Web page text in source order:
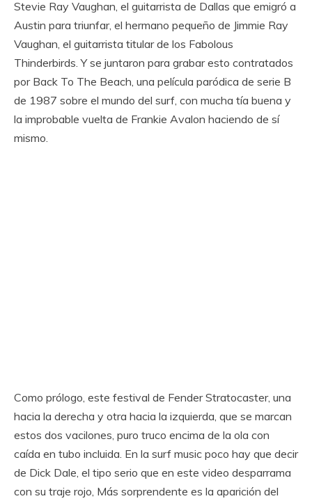
Stevie Ray Vaughan, el guitarrista de Dallas que emigró a
Austin para triunfar, el hermano pequeño de Jimmie Ray
Vaughan, el guitarrista titular de los Fabolous
Thinderbirds. Y se juntaron para grabar esto contratados
por Back To The Beach, una película paródica de serie B
de 1987 sobre el mundo del surf, con mucha tía buena y
la improbable vuelta de Frankie Avalon haciendo de sí
mismo.
Como prólogo, este festival de Fender Stratocaster, una
hacia la derecha y otra hacia la izquierda, que se marcan
estos dos vacilones, puro truco encima de la ola con
caída en tubo incluida. En la surf music poco hay que decir
de Dick Dale, el tipo serio que en este video desparrama
con su traje rojo, Más sorprendente es la aparición del